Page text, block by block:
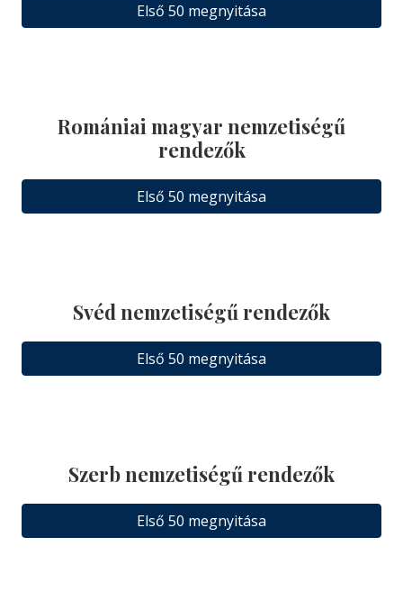
Első 50 megnyitása
Romániai magyar nemzetiségű
rendezők
Első 50 megnyitása
Svéd nemzetiségű rendezők
Első 50 megnyitása
Szerb nemzetiségű rendezők
Első 50 megnyitása